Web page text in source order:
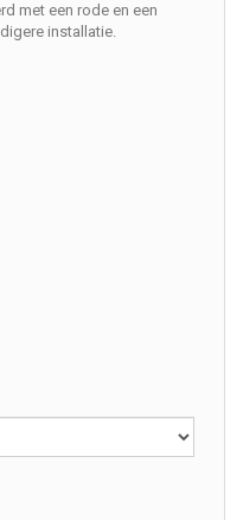
met een rode en een
installatie.